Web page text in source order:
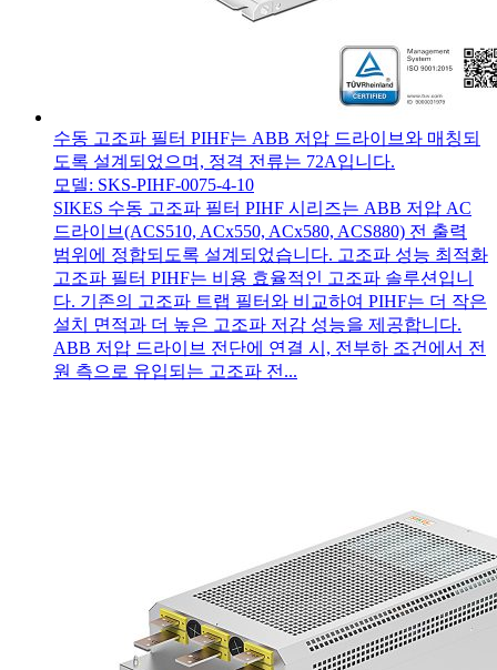
수동 고조파 필터 PIHF는 ABB 저압 드라이브와 매칭되
도록 설계되었으며, 정격 전류는 72A입니다.
모델: SKS-PIHF-0075-4-10
SIKES 수동 고조파 필터 PIHF 시리즈는 ABB 저압 AC
드라이브(ACS510, ACx550, ACx580, ACS880) 전 출력
범위에 정합되도록 설계되었습니다. 고조파 성능 최적화
고조파 필터 PIHF는 비용 효율적인 고조파 솔루션입니
다. 기존의 고조파 트랩 필터와 비교하여 PIHF는 더 작은
설치 면적과 더 높은 고조파 저감 성능을 제공합니다.
ABB 저압 드라이브 전단에 연결 시, 전부하 조건에서 전
원 측으로 유입되는 고조파 전...